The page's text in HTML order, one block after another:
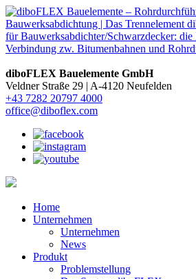
diboFLEX Bauelemente GmbH
Veldner Straße 29 | A-4120 Neufelden
+43 7282 20797 4000
office@diboflex.com
Home
Unternehmen
Unternehmen
News
Produkt
Problemstellung